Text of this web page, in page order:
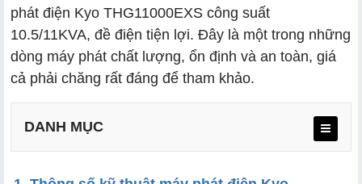
phát điện Kyo THG11000EXS công suất
10.5/11KVA, đề điện tiện lợi. Đây là một trong những
dòng máy phát chất lượng, ổn định và an toàn, giá
cả phải chăng rất đáng để tham khảo.
DANH MỤC